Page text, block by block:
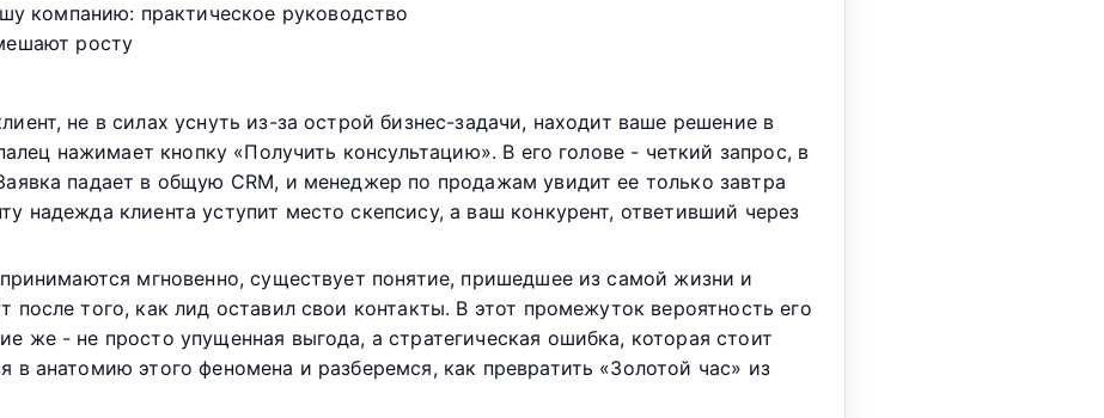
компанию: практическое руководство
росту
не в силах уснуть из-за острой бизнес-задачи, находит ваше решение в
нажимает кнопку «Получить консультацию». В его голове - четкий запрос, в
падает в общую CRM, и менеджер по продажам увидит ее только завтра
надежда клиента уступит место скепсису, а ваш конкурент, ответивший через
мгновенно, существует понятие, пришедшее из самой жизни и
после того, как лид оставил свои контакты. В этот промежуток вероятность его
же - не просто упущенная выгода, а стратегическая ошибка, которая стоит
в анатомию этого феномена и разберемся, как превратить «Золотой час» из